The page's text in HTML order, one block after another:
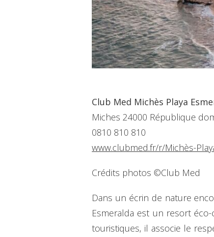
Club Med Michès Playa
Miches 24000 République
0810 810 810
www.clubmed.fr/r/Michès-
Crédits photos ©Club Med
Dans un écrin de nature
Esmeralda est un resort
touristiques, il associe le